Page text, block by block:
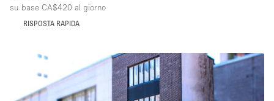
su base CA$420 al giorno
RISPOSTA RAPIDA